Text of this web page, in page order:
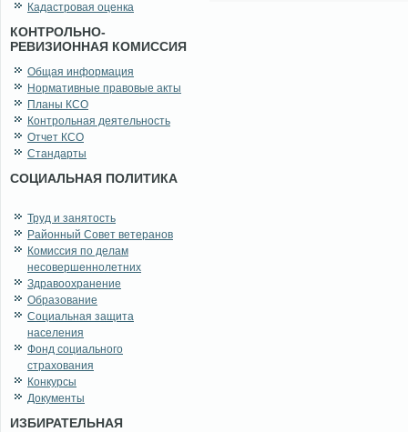
Кадастровая оценка
КОНТРОЛЬНО-
РЕВИЗИОННАЯ КОМИССИЯ
Общая информация
Нормативные правовые акты
Планы КСО
Контрольная деятельность
Отчет КСО
Стандарты
СОЦИАЛЬНАЯ ПОЛИТИКА
Труд и занятость
Районный Совет ветеранов
Комиссия по делам
несовершеннолетних
Здравоохранение
Образование
Социальная защита
населения
Фонд социального
страхования
Конкурсы
Документы
ИЗБИРАТЕЛЬНАЯ